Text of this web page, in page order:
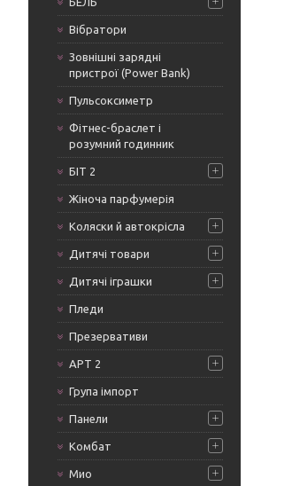
Вібратори
Зовнішні зарядні
пристрої (Power Bank)
Пульсоксиметр
Фітнес-браслет і
розумний годинник
БІТ 2
Жіноча парфумерія
Коляски й автокрісла
Дитячі товари
Дитячі іграшки
Пледи
Презервативи
АРТ 2
Група імпорт
Панели
Комбат
Мио